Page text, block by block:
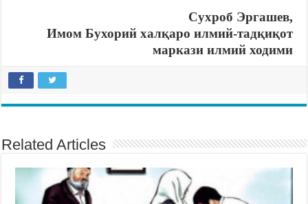
Сухроб Эргашев,
Имом Бухорий халқаро илмий-тадқиқот
маркази илмий ходими
Related Articles